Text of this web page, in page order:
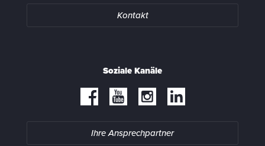
Kontakt
Soziale Kanäle
Ihre Ansprechpartner